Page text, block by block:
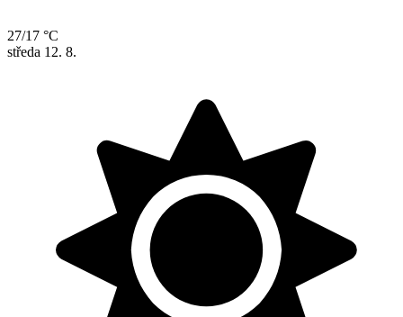
27/17 °C
středa 12. 8.